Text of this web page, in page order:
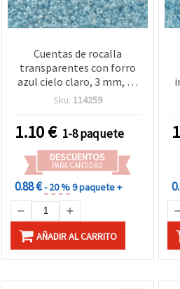
Cuentas de rocalla
transparentes con forro
azul cielo claro, 3 mm, 50
g – ideales para bisutería y
verano y creaciones DIY
únicas
Sku: 114259
1.10€ 1-8 paquete
DESCUENTOS
PARA CANTIDAD
0.88 €- 20 %9 paquete +
AÑADIR AL CARRITO